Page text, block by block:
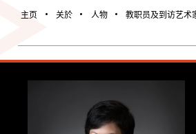
主页 关於 人物 教职员及到访艺术